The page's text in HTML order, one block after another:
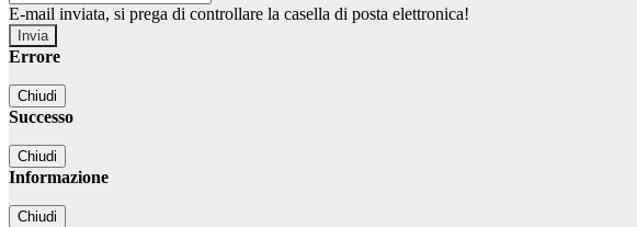
E-mail inviata, si prega di controllare la casella di posta elettronica!
Errore
Chiudi
Successo
Chiudi
Informazione
Chiudi